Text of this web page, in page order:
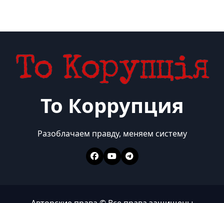
То Коррупция
Разоблачаем правду, меняем систему